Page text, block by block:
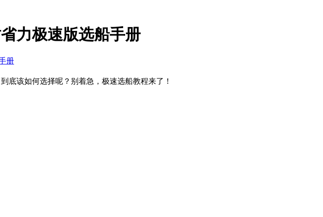
力极速版选船手册
册
底该如何选择呢？别着急，极速选船教程来了！